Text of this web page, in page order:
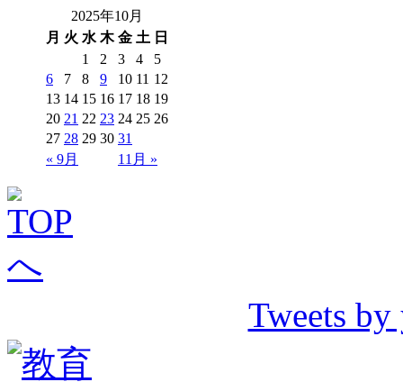
2025年10月
月 火 水 木 金 土 日
« 9月 11月 »
1 2 3 4
5
6
7 8 9 10 11 12
13 14 15 16 17 18 19
20 21 22 23 24 25 26
27 28 29 30 31
Tweets